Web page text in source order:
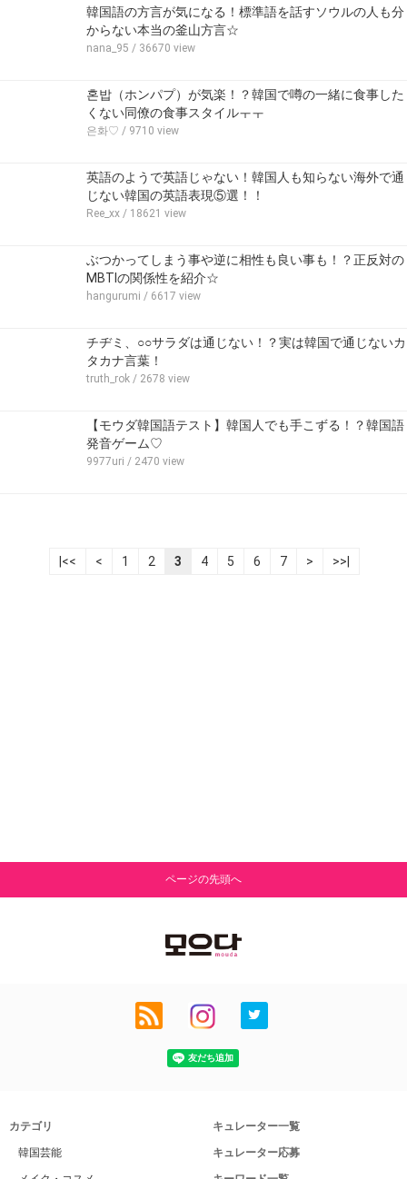
韓国語の方言が気になる！標準語を話すソウルの人も分
からない本当の釜山方言☆
nana_95 / 36670 view
혼밥（ホンパプ）が気楽！？韓国で噂の一緒に食事した
くない同僚の食事スタイルㅜㅜ
은화♡ / 9710 view
英語のようで英語じゃない！韓国人も知らない海外で通
じない韓国の英語表現⑤選！！
Ree_xx / 18621 view
ぶつかってしまう事や逆に相性も良い事も！？正反対の
MBTIの関係性を紹介☆
hangurumi / 6617 view
チヂミ、○○サラダは通じない！？実は韓国で通じないカ
タカナ言葉！
truth_rok / 2678 view
【モウダ韓国語テスト】韓国人でも手こずる！？韓国語
発音ゲーム♡
9977uri / 2470 view
|<< < 1 2 3 4 5 6 7 > >>|
ページの先頭へ
カテゴリ
韓国芸能
キュレーター一覧
キュレーター応募